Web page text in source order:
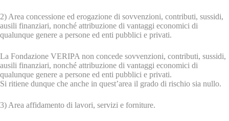
2) Area concessione ed erogazione di sovvenzioni, contributi, sussidi,
ausili finanziari, nonché attribuzione di vantaggi economici di
qualunque genere a persone ed enti pubblici e privati.
La Fondazione VERIPA non concede sovvenzioni, contributi, sussidi,
ausili finanziari, nonché attribuzione di vantaggi economici di
qualunque genere a persone ed enti pubblici e privati.
Si ritiene dunque che anche in quest’area il grado di rischio sia nullo.
3) Area affidamento di lavori, servizi e forniture.